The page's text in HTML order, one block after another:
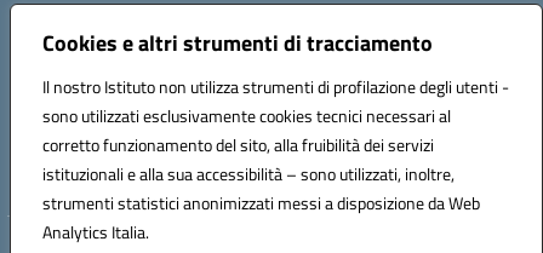
Cookies e altri strumenti di tracciamento
Il nostro Istituto non utilizza strumenti di profilazione degli utenti -
sono utilizzati esclusivamente cookies tecnici necessari al
corretto funzionamento del sito, alla fruibilità dei servizi
istituzionali e alla sua accessibilità – sono utilizzati, inoltre,
strumenti statistici anonimizzati messi a disposizione da Web
Analytics Italia.
Indirizzo:
Centralino:0882 331218 Email:fgps210002@istruzione.it
Codice fiscale: 93071630714
Codice meccanografico:
FGPS210002
Codice unico di fatturazione (CUF): UF7W9K